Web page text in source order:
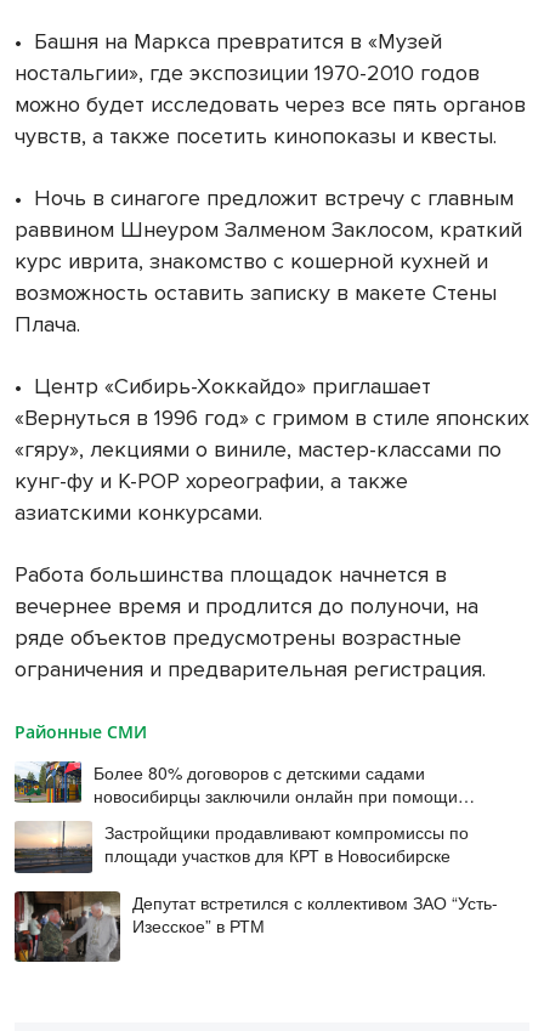
• Башня на Маркса превратится в «Музей
ностальгии», где экспозиции 1970-2010 годов
можно будет исследовать через все пять органов
чувств, а также посетить кинопоказы и квесты.
• Ночь в синагоге предложит встречу с главным
раввином Шнеуром Залменом Заклосом, краткий
курс иврита, знакомство с кошерной кухней и
возможность оставить записку в макете Стены
Плача.
• Центр «Сибирь-Хоккайдо» приглашает
«Вернуться в 1996 год» с гримом в стиле японских
«гяру», лекциями о виниле, мастер-классами по
кунг-фу и K-POP хореографии, а также
азиатскими конкурсами.
Работа большинства площадок начнется в
вечернее время и продлится до полуночи, на
ряде объектов предусмотрены возрастные
ограничения и предварительная регистрация.
Районные СМИ
Более 80% договоров с детскими садами
новосибирцы заключили онлайн при помощи
Застройщики продавливают компромиссы по
площади участков для КРТ в Новосибирске
Депутат встретился с коллективом ЗАО “Усть-
Изесское” в РТМ